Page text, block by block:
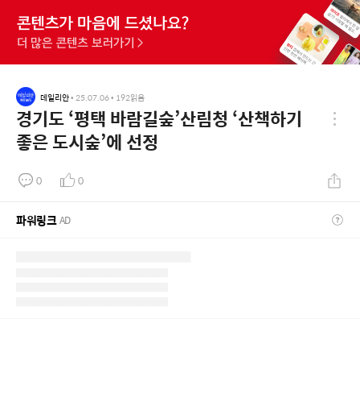
데일리안• 25.07.06• 192읽음
경기도 ‘평택 바람길숲’산림청 ‘산책하기
좋은 도시숲’에 선정
0 0
파워링크AD